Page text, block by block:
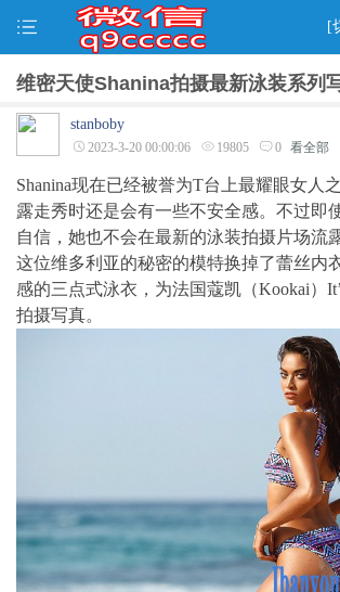
[
维密天使Shanina拍摄最新泳装系列
stanboby
2023-3-20 00:00:06 19805 0 看全部
Shanina现在已经被誉为T台上最耀眼女人
露走秀时还是会有一些不安全感。不过即
自信，她也不会在最新的泳装拍摄片场流
这位维多利亚的秘密的模特换掉了蕾丝内
感的三点式泳衣，为法国蔻凯（Kookai）
拍摄写真。